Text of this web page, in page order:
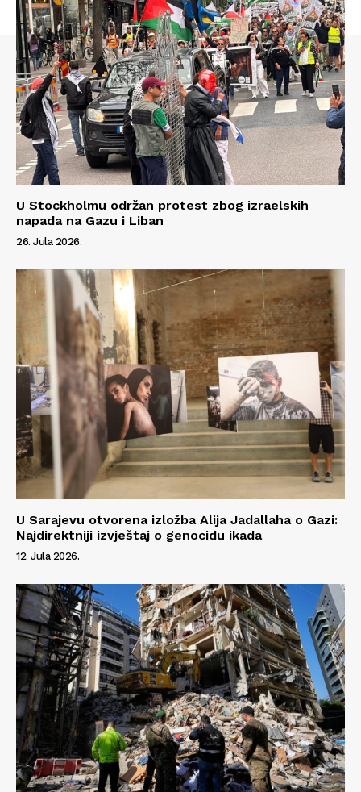
Info
O nama
Impressum
U Stockholmu održan protest zbog izraelskih
napada na Gazu i Liban
26. Jula 2026.
U Sarajevu otvorena izložba Alija Jadallaha o Gazi:
Najdirektniji izvještaj o genocidu ikada
12. Jula 2026.